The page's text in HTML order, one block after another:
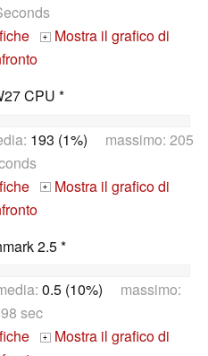
+ Mostra il grafico di
CPU *
193 (1%) massimo: 205
+ Mostra il grafico di
2.5 *
0.5 (10%) massimo:
sec
+ Mostra il grafico di